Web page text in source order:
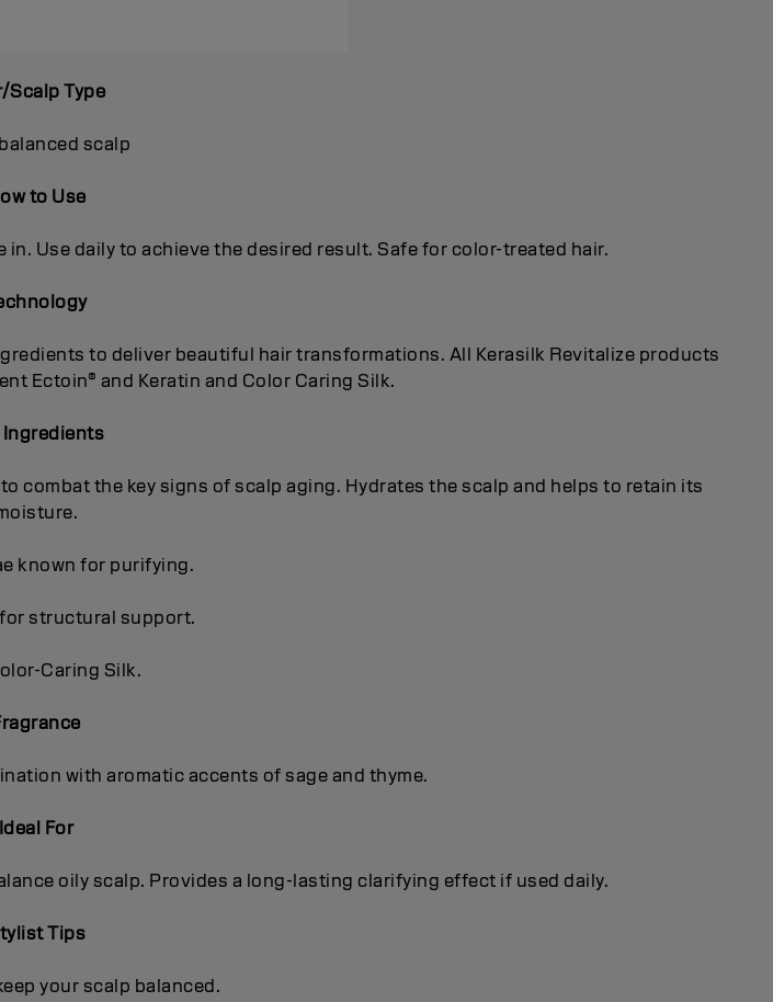
Scalp Type
scalp
to Use
Use daily to achieve the desired result. Safe for color-treated hair.
to deliver beautiful hair transformations. All Kerasilk Revitalize products
Ectoin® and Keratin and Color Caring Silk.
Ingredients
combat the key signs of scalp aging. Hydrates the scalp and helps to retain its
known for purifying.
structural support.
Caring Silk.
with aromatic accents of sage and thyme.
Ideal For
oily scalp. Provides a long-lasting clarifying effect if used daily.
Tips
your scalp balanced.